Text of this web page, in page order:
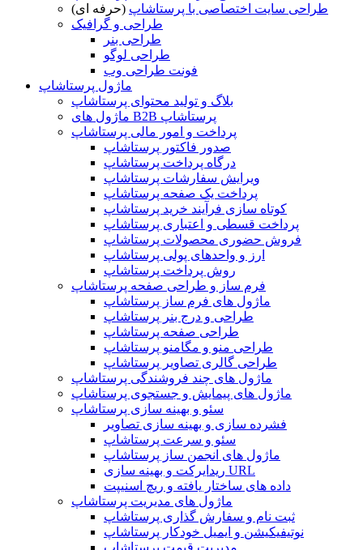
طراحی سایت اختصاصی با پرستاشاپ (حرفه ای)
طراحی و گرافیک
طراحی بنر
طراحی لوگو
فونت طراحی وب
ماژول پرستاشاپ
بلاگ و تولید محتوای پرستاشاپ
ماژول های B2B پرستاشاپ
پرداخت و امور مالی پرستاشاپ
صدور فاکتور پرستاشاپ
درگاه پرداخت پرستاشاپ
ویرایش سفارشات پرستاشاپ
پرداخت یک صفحه پرستاشاپ
کوتاه سازی فرآیند خرید پرستاشاپ
پرداخت قسطی و اعتباری پرستاشاپ
فروش حضوری محصولات پرستاشاپ
ارز و واحدهای پولی پرستاشاپ
روش پرداخت پرستاشاپ
فرم ساز و طراحی صفحه پرستاشاپ
ماژول های فرم ساز پرستاشاپ
طراحی و درج بنر پرستاشاپ
طراحی صفحه پرستاشاپ
طراحی منو و مگامنو پرستاشاپ
طراحی گالری تصاویر پرستاشاپ
ماژول های چند فروشندگی پرستاشاپ
ماژول های پیمایش و جستجوی پرستاشاپ
سئو و بهینه سازی پرستاشاپ
فشرده سازی و بهینه سازی تصاویر
سئو و سرعت پرستاشاپ
ماژول های انجمن ساز پرستاشاپ
ریدایرکت و بهینه سازی URL
داده های ساختار یافته و ریچ اسنیپت
ماژول های مدیریت پرستاشاپ
ثبت نام و سفارش گذاری پرستاشاپ
نوتیفیکیشن و ایمیل خودکار پرستاشاپ
مدیریت قیمت پرستاشاپ